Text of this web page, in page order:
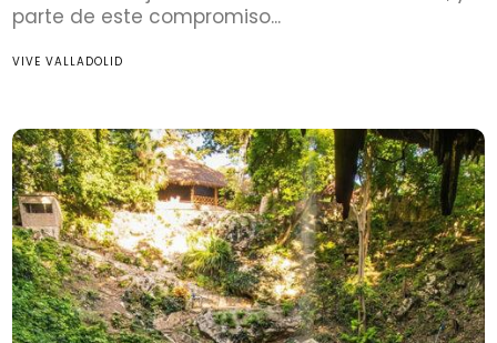
parte de este compromiso...
VIVE VALLADOLID